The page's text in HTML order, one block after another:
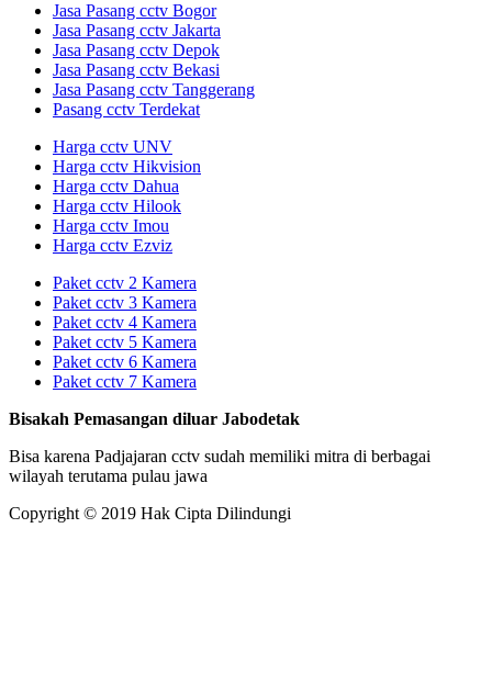
Jasa Pasang cctv Bogor
Jasa Pasang cctv Jakarta
Jasa Pasang cctv Depok
Jasa Pasang cctv Bekasi
Jasa Pasang cctv Tanggerang
Pasang cctv Terdekat
Harga cctv UNV
Harga cctv Hikvision
Harga cctv Dahua
Harga cctv Hilook
Harga cctv Imou
Harga cctv Ezviz
Paket cctv 2 Kamera
Paket cctv 3 Kamera
Paket cctv 4 Kamera
Paket cctv 5 Kamera
Paket cctv 6 Kamera
Paket cctv 7 Kamera
Bisakah Pemasangan diluar Jabodetak
Bisa karena Padjajaran cctv sudah memiliki mitra di berbagai
wilayah terutama pulau jawa
Copyright © 2019 Hak Cipta Dilindungi